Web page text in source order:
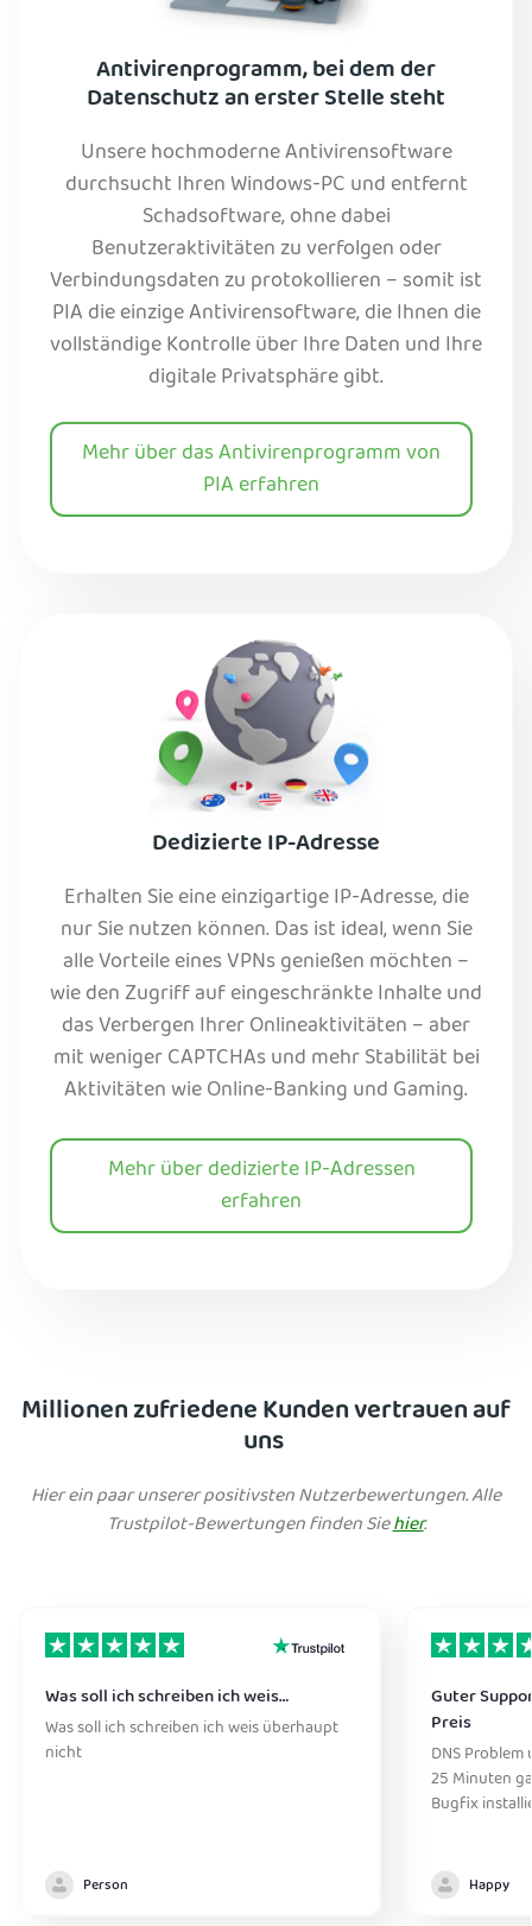
Antivirenprogramm, bei dem der
Datenschutz an erster Stelle steht
Unsere hochmoderne Antivirensoftware
durchsucht Ihren Windows-PC und entfernt
Schadsoftware, ohne dabei
Benutzeraktivitäten zu verfolgen oder
Verbindungsdaten zu protokollieren – somit ist
PIA die einzige Antivirensoftware, die Ihnen die
vollständige Kontrolle über Ihre Daten und Ihre
digitale Privatsphäre gibt.
Mehr über das Antivirenprogramm von
PIA erfahren
Dedizierte IP-Adresse
Erhalten Sie eine einzigartige IP-Adresse, die
nur Sie nutzen können. Das ist ideal, wenn Sie
alle Vorteile eines VPNs genießen möchten –
wie den Zugriff auf eingeschränkte Inhalte und
das Verbergen Ihrer Onlineaktivitäten – aber
mit weniger CAPTCHAs und mehr Stabilität bei
Aktivitäten wie Online-Banking und Gaming.
Mehr über dedizierte IP-Adressen
erfahren
Millionen zufriedene Kunden vertrauen auf
uns
Hier ein paar unserer positivsten Nutzerbewertungen. Alle
Trustpilot-Bewertungen finden Siehier.
Was soll ich schreiben ich weis…
Was soll ich schreiben ich weis überhaupt
nicht
Person
Guter
Preis
DNS
25 Minuten
Bugfix
Happy